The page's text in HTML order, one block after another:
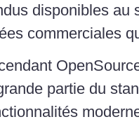
disponibles au
commerciales
partie du